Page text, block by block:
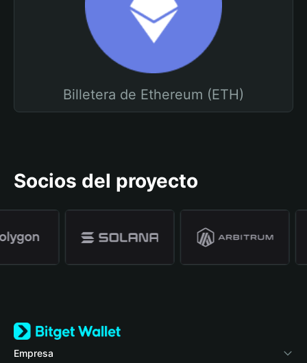
Billetera de Ethereum (ETH)
Socios del proyecto
Empresa